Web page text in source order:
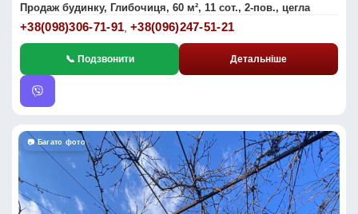
Продаж будинку, Глибочиця, 60 м², 11 сот., 2-пов., цегла
+38(098)306-71-91 ,+38(096)247-51-21
📞 Подзвонити Детальніше
📷 Багато фото